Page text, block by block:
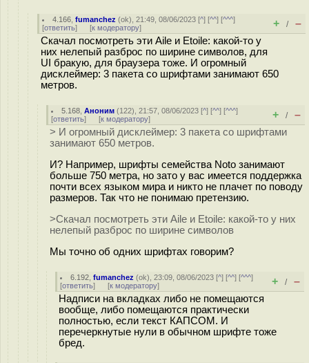
4.166 ,fumanchez (ok), 21:49, 08/06/2023 [^] [^^] [^^^]
[ответить] [к модератору] + / –
Скачал посмотреть эти Aile и Etoile: какой-то у
них нелепый разброс по ширине символов, для
UI бракую, для браузера тоже. И огромный
дисклеймер: 3 пакета со шрифтами занимают 650
метров.
5.168 ,Аноним (122), 21:57, 08/06/2023 [^] [^^] [^^^]
[ответить] [к модератору] + / –
> И огромный дисклеймер: 3 пакета со шрифтами
занимают 650 метров.
И? Например, шрифты семейства Noto занимают
больше 750 метра, но зато у вас имеется поддержка
почти всех языком мира и никто не плачет по поводу
размеров. Так что не понимаю претензию.
>Скачал посмотреть эти Aile и Etoile: какой-то у них
нелепый разброс по ширине символов
Мы точно об одних шрифтах говорим?
6.192 ,fumanchez (ok), 23:09, 08/06/2023 [^] [^^] [^^^]
[ответить] [к модератору] + / –
Надписи на вкладках либо не помещаются
вообще, либо помещаются практически
полностью, если текст КАПСОМ. И
перечеркнутые нули в обычном шрифте тоже
бред.